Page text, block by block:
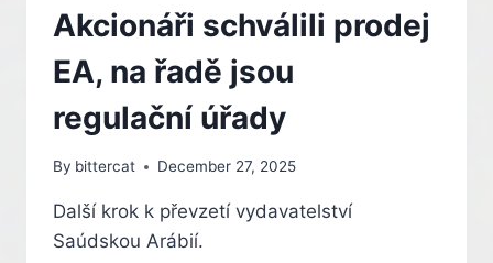
Akcionáři schválili prodej
EA, na řadě jsou
regulační úřady
By bittercat December 27, 2025
Další krok k převzetí vydavatelství
Saúdskou Arábií.